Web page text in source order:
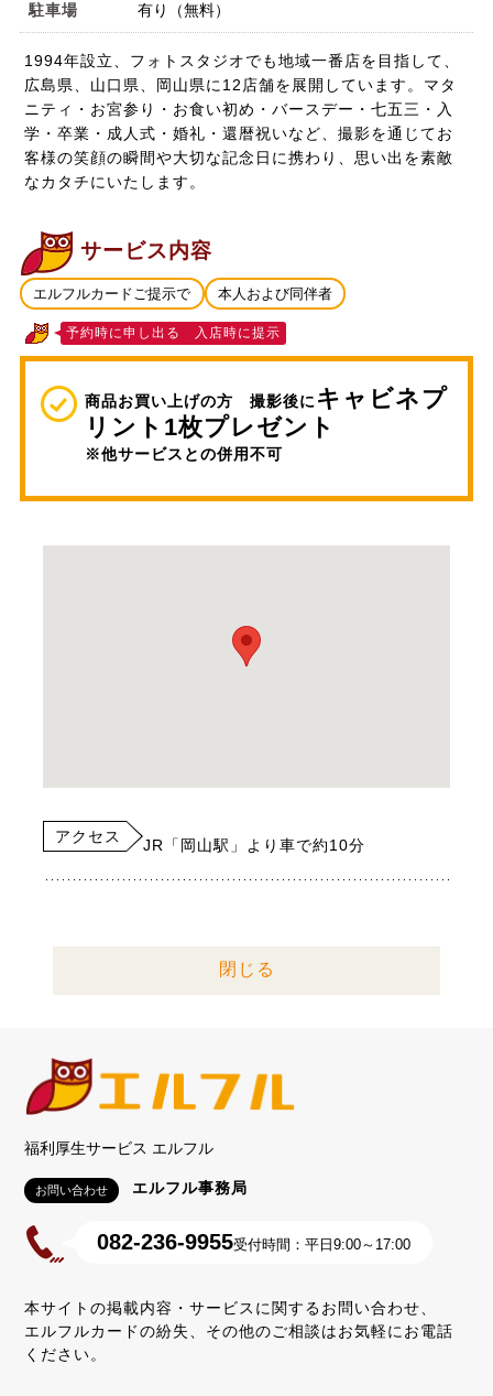
駐車場 有り（無料）
1994年設立、フォトスタジオでも地域一番店を目指して、
広島県、山口県、岡山県に12店舗を展開しています。マタ
ニティ・お宮参り・お食い初め・バースデー・七五三・入
学・卒業・成人式・婚礼・還暦祝いなど、撮影を通じてお
客様の笑顔の瞬間や大切な記念日に携わり、思い出を素敵
なカタチにいたします。
サービス内容
エルフルカードご提示で 本人および同伴者
予約時に申し出る 入店時に提示
商品お買い上げの方 撮影後に キャビネプ
リント1枚プレゼント
※他サービスとの併用不可
アクセス JR「岡山駅」より車で約10分
閉じる
福利厚生サービス エルフル
お問い合わせ エルフル事務局
082-236-9955受付時間：平日9:00～17:00
本サイトの掲載内容・サービスに関するお問い合わせ、
エルフルカードの紛失、その他のご相談はお気軽にお電話
ください。